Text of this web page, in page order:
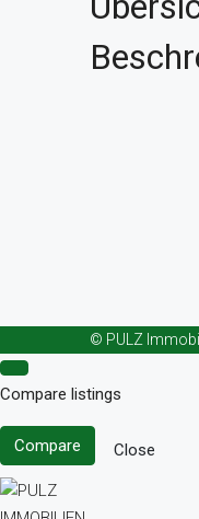
© PULZ
Compare listings
Compare Close